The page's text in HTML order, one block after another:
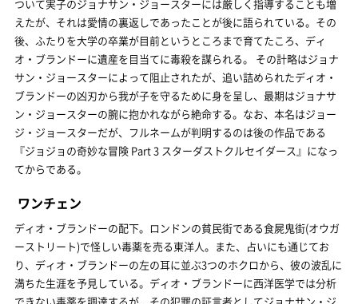
ついて実子のジョナサン・ジョースターには厳しく指導することも増
えたが、それは愛情の裏返しであったことが後に語られている。その
後、ふたりを大学の卒業が目前というところまで育てたころ、ディ
オ・ブランドーに遺産を目当てに毒殺を謀られる。 その計略はジョナ
サン・ジョースターによって阻止されたが、追い詰められたディオ・
ブランドーの凶刃から我が子を守るために身を呈し、最期はジョナサ
ン・ジョースターの腕に抱かれながら絶命する。なお、本名はジョー
ジ・ジョースターだが、フルネームが判明するのは後の作品である
『ジョジョの奇妙な冒険 Part 3 スターダストクルセイダース』になっ
てからである。
ワンチェン
ディオ・ブランドーの配下。ロンドンの貧民街である食屍鬼街(オウガ
ーストリート)で怪しい毒薬を売る東洋人。また、占いにも通じてお
り、ディオ・ブランドーの左の耳に並ぶ3つのホクロから、彼の波乱に
満ちた生涯を予見している。ディオ・ブランドーに西洋医学では分析